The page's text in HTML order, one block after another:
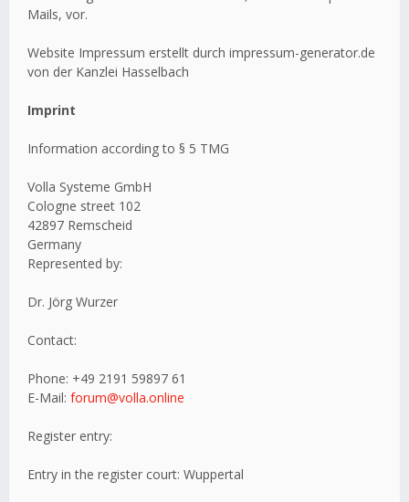
Mails, vor.
Website Impressum erstellt durch impressum-generator.de
von der Kanzlei Hasselbach
Imprint
Information according to § 5 TMG
Volla Systeme GmbH
Cologne street 102
42897 Remscheid
Germany
Represented by:
Dr. Jörg Wurzer
Contact:
Phone: +49 2191 59897 61
E-Mail: forum@volla.online
Register entry:
Entry in the register court: Wuppertal